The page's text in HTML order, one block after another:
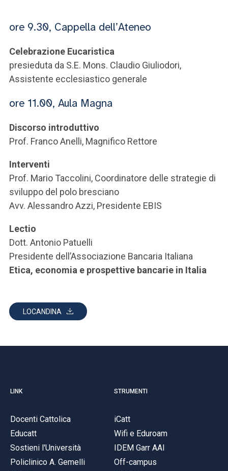
SEI UN DOCENTE O UN MEMBRO DELLO STAFF
ACCEDI A CLOUDMAIL
ore 9.30, Cappella dell’Ateneo
Celebrazione Eucaristica
presieduta da S.E. Mons. Claudio Giuliodori,
Assistente ecclesiastico generale
ore 11.00, Aula Magna
Discorso introduttivo
Prof. Franco Anelli, Magnifico Rettore
Interventi
Prof. Mario Taccolini, Coordinatore delle strategie di
sviluppo del polo bresciano
Avv. Alessandro Azzi, Presidente EBIS
Lectio
Dott. Antonio Patuelli
Presidente dell’Associazione Bancaria Italiana
Etica, economia e prospettive bancarie in Italia
LOCANDINA
LINK
Docenti Cattolica
Educatt
Sostieni l'Università
Policlinico A. Gemelli
STRUMENTI
iCatt
Wifi e Eduroam
IDEM Garr AAI
Off-campus